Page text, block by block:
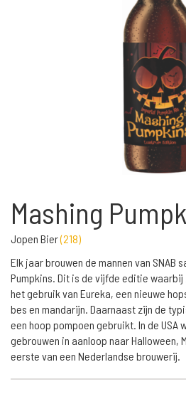
Mashing
Jopen Bier(218)
Elk jaar brouwen de mannen van SNAB
Pumpkins. Dit is de vijfde editie
het gebruik van Eureka, een nieuwe
bes en mandarijn. Daarnaast zijn de
een hoop pompoen gebruikt. In de USA
gebrouwen in aanloop naar Halloween,
eerste van een Nederlandse brouwerij.